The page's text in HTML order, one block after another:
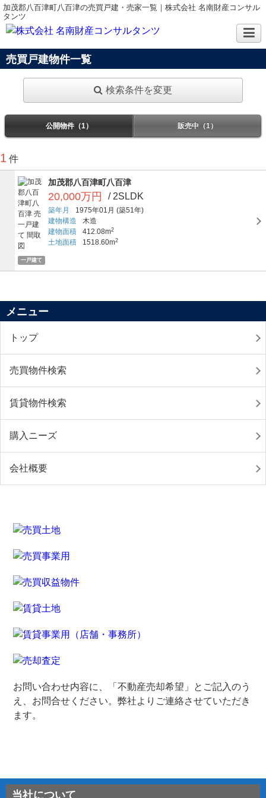
加茂郡八百津町八百津の売買戸建・売家一覧｜株式会社 名南財産コンサル
タンツ
売買戸建物件一覧
検索条件を変更
公開物件（1） 販売中（1）
1 件
一戸建て
加茂郡八百津町八百津
20,000万円 / 2SLDK
築年月 1975年01月 (築51年)
建物構造
木造
建物面積
412.08m2
土地面積 1518.60m2
メニュー
トップ
売買物件検索
賃貸物件検索
購入ニーズ
会社概要
お問い合わせ内容に、「不動産売却希望」とご記入のう
え、お問合せください。弊社よりご連絡させていただき
ます。
当社について